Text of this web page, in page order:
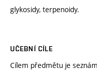
glykosidy, terpenoidy.
UČEBNÍ CÍLE
Cílem předmětu je